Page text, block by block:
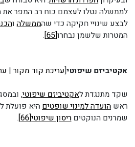
לממשלה נטלו לעצמם כוח רב המפר את
לבצע שינויי חקיקה כדי שהממשלה ו
המטרות שלשמן נבחרו[65]
.
אקטיביזם שיפוטי[עריכת קוד מקור |
שקד מתנגדת לאקטיביזם שיפוטי,
ראש הועדה למינוי שופטיםהיא פועלת
שמרנים הנוקטים ריסון שיפוטי[66]
.